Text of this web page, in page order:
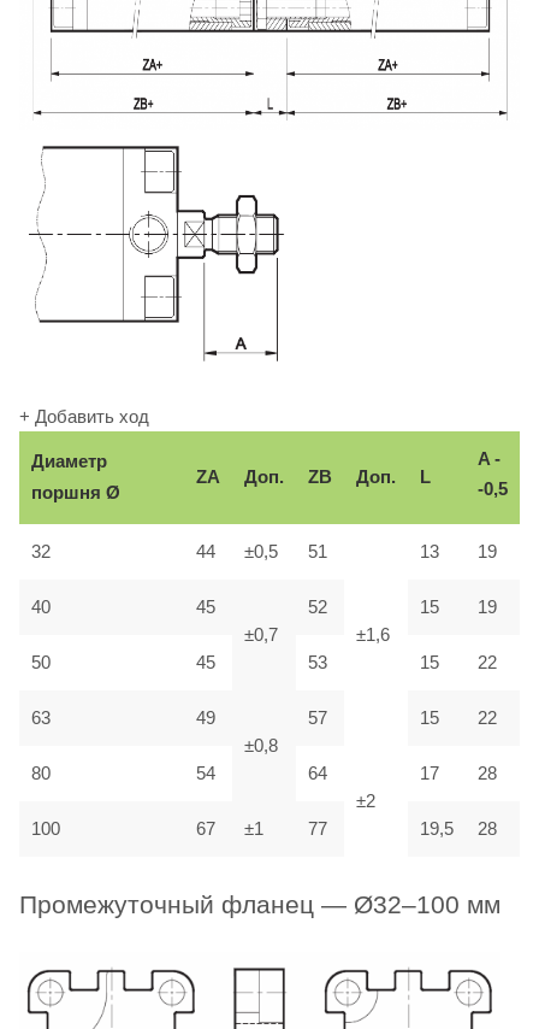
+ Добавить ход
Диаметр
поршня Ø
ZA Доп. ZB Доп. L
A -
-0,5
32 44 ±0,5 51
±1,6
13 19
40
45
±0,7
52 15 19
50 45 53 15 22
63
49
±0,8
57 15 22
80 54
64
±2
17 28
100 67 ±1 77 19,5 28
Промежуточный фланец — Ø32–100 мм